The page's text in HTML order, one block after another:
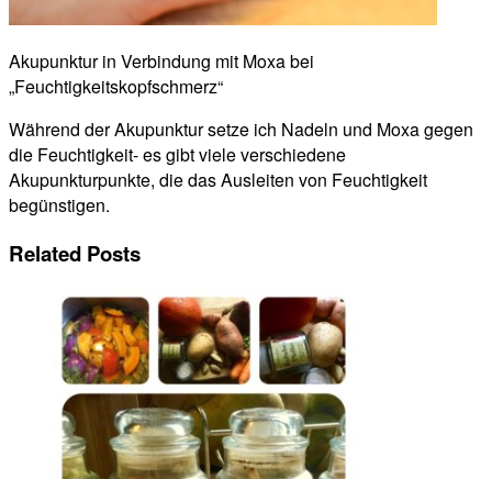
Akupunktur in Verbindung mit Moxa bei
„Feuchtigkeitskopfschmerz“
Während der Akupunktur setze ich Nadeln und Moxa gegen
die Feuchtigkeit- es gibt viele verschiedene
Akupunkturpunkte, die das Ausleiten von Feuchtigkeit
begünstigen.
Related Posts